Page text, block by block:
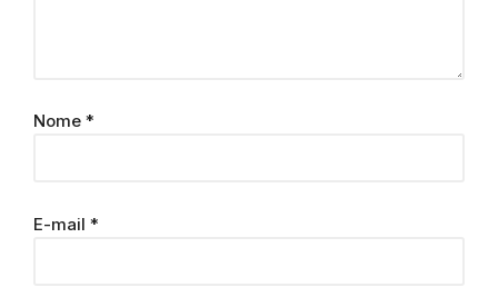
Nome *
E-mail *